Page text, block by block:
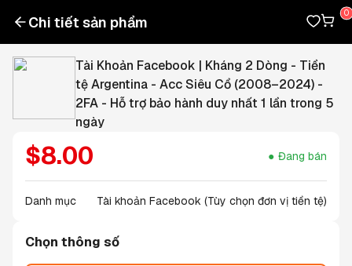
Chi tiết sản phẩm
Tài Khoản Facebook | Kháng 2 Dòng - Tiền
tệ Argentina - Acc Siêu Cổ (2008–2024) -
2FA - Hỗ trợ bảo hành duy nhất 1 lần trong 5
ngày
$8.00 Đang bán
Danh mục Tài khoản Facebook (Tùy chọn đơn vị tiền tệ)
Chọn thông số